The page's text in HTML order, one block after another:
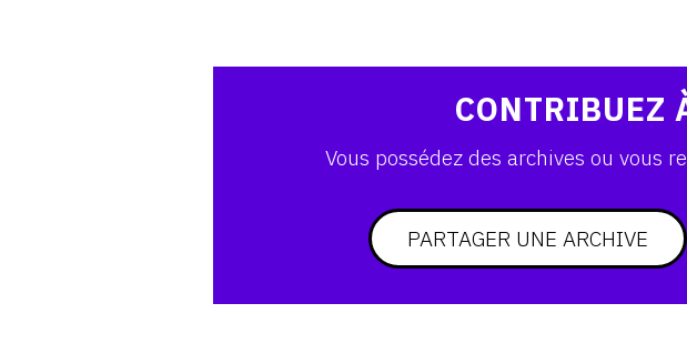
CONTRIBUEZ
Vous possédez des archives ou vous
PARTAGER UNE ARCHIVE